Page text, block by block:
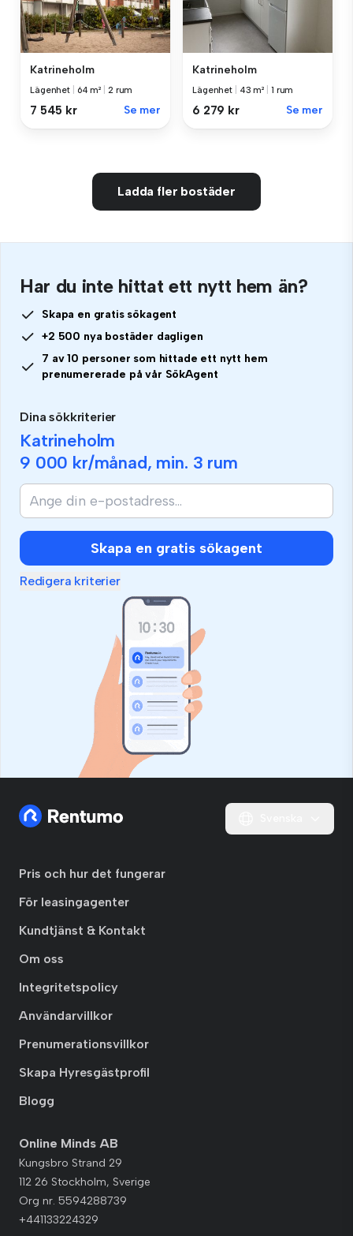
Katrineholm
Lägenhet 64 m² 2 rum
7 545 kr Se mer
Katrineholm
Lägenhet 43 m² 1 rum
6 279 kr Se mer
Ladda fler bostäder
Har du inte hittat ett nytt hem än?
Skapa en gratis sökagent
+2 500 nya bostäder dagligen
7 av 10 personer som hittade ett nytt hem
prenumererade på vår SökAgent
Dina sökkriterier
Katrineholm
9 000 kr/månad, min. 3 rum
Skapa en gratis sökagent
Redigera kriterier
Pris och hur det fungerar
För leasingagenter
Kundtjänst & Kontakt
Om oss
Integritetspolicy
Användarvillkor
Prenumerationsvillkor
Skapa Hyresgästprofil
Blogg
Online Minds AB
Kungsbro Strand 29
112 26 Stockholm, Sverige
Org nr. 5594288739
+441133224329